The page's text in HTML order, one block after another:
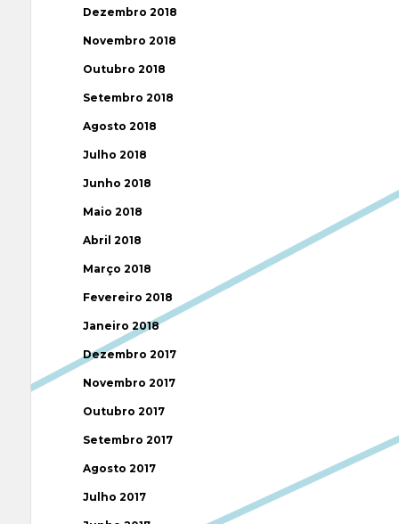
Dezembro 2018
Novembro 2018
Outubro 2018
Setembro 2018
Agosto 2018
Julho 2018
Junho 2018
Maio 2018
Abril 2018
Março 2018
Fevereiro 2018
Janeiro 2018
Dezembro 2017
Novembro 2017
Outubro 2017
Setembro 2017
Agosto 2017
Julho 2017